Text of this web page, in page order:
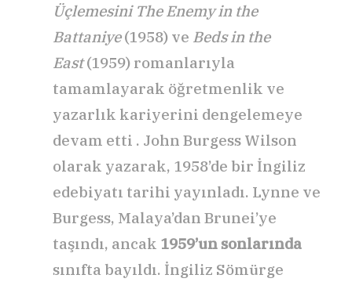
Üçlemesini The Enemy in the
Battaniye(1958) ve Beds in the
East(1959) romanlarıyla
tamamlayarak öğretmenlik ve
yazarlık kariyerini dengelemeye
devam etti . John Burgess Wilson
olarak yazarak, 1958’de bir İngiliz
edebiyatı tarihi yayınladı. Lynne ve
Burgess, Malaya’dan Brunei’ye
taşındı, ancak 1959’un sonlarında
sınıfta bayıldı. İngiliz Sömürge